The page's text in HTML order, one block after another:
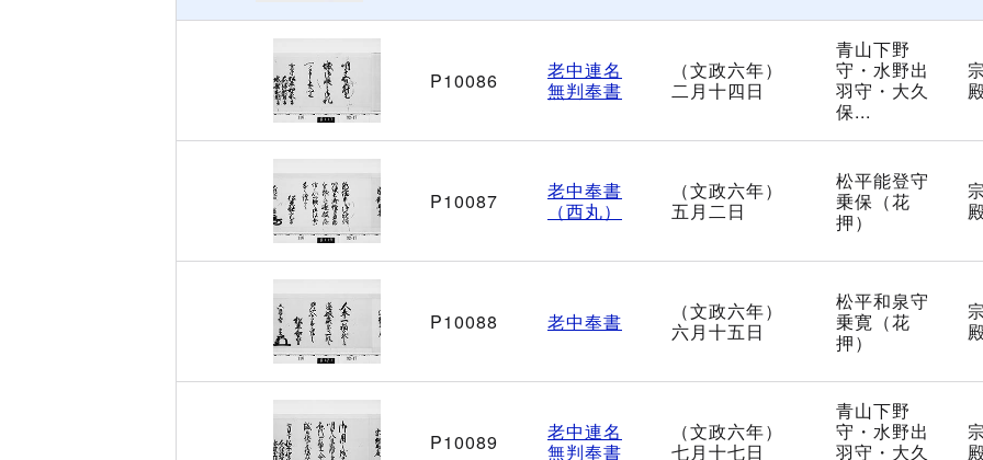
P10086
老中連名
無判奉書
（文政六年）
二月十四日
青山下野
守・水野出
羽守・大久
保...
P10087
老中奉書
（西丸）
（文政六年）
五月二日
松平能登守
乗保（花
押）
P10088 老中奉書
（文政六年）
六月十五日
松平和泉守
乗寛（花
押）
P10089
老中連名
無判奉書
（文政六年）
七月十七日
青山下野
守・水野出
羽守・大久